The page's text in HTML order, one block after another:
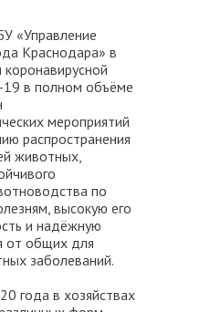
«Управление
Краснодара» в
в полном объёме
мероприятий
распространения
животных,
по
высокую его
и надёжную
от общих для
заболеваний.
года в хозяйствах